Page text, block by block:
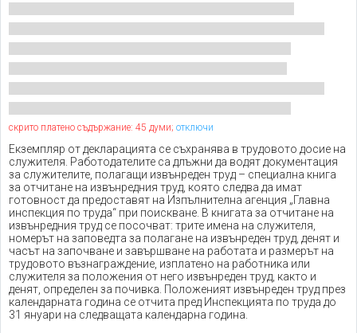
скрито платено съдържание: 45 думи; отключи
Екземпляр от декларацията се съхранява в трудовото досие на
служителя. Работодателите са длъжни да водят документация
за служителите, полагащи извънреден труд – специална книга
за отчитане на извънредния труд, която следва да имат
готовност да предоставят на Изпълнителна агенция „Главна
инспекция по труда“ при поискване. В книгата за отчитане на
извънредния труд се посочват: трите имена на служителя,
номерът на заповедта за полагане на извънреден труд, денят и
часът на започване и завършване на работата и размерът на
трудовото възнаграждение, изплатено на работника или
служителя за положения от него извънреден труд, както и
денят, определен за почивка. Положеният извънреден труд през
календарната година се отчита пред Инспекцията по труда до
31 януари на следващата календарна година.